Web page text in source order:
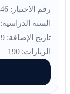
رقم الاختبار: 2046
السنة الدراسية: 2025/2026
تاريخ الإضافة: 29-06-2026
الزيارات: 190